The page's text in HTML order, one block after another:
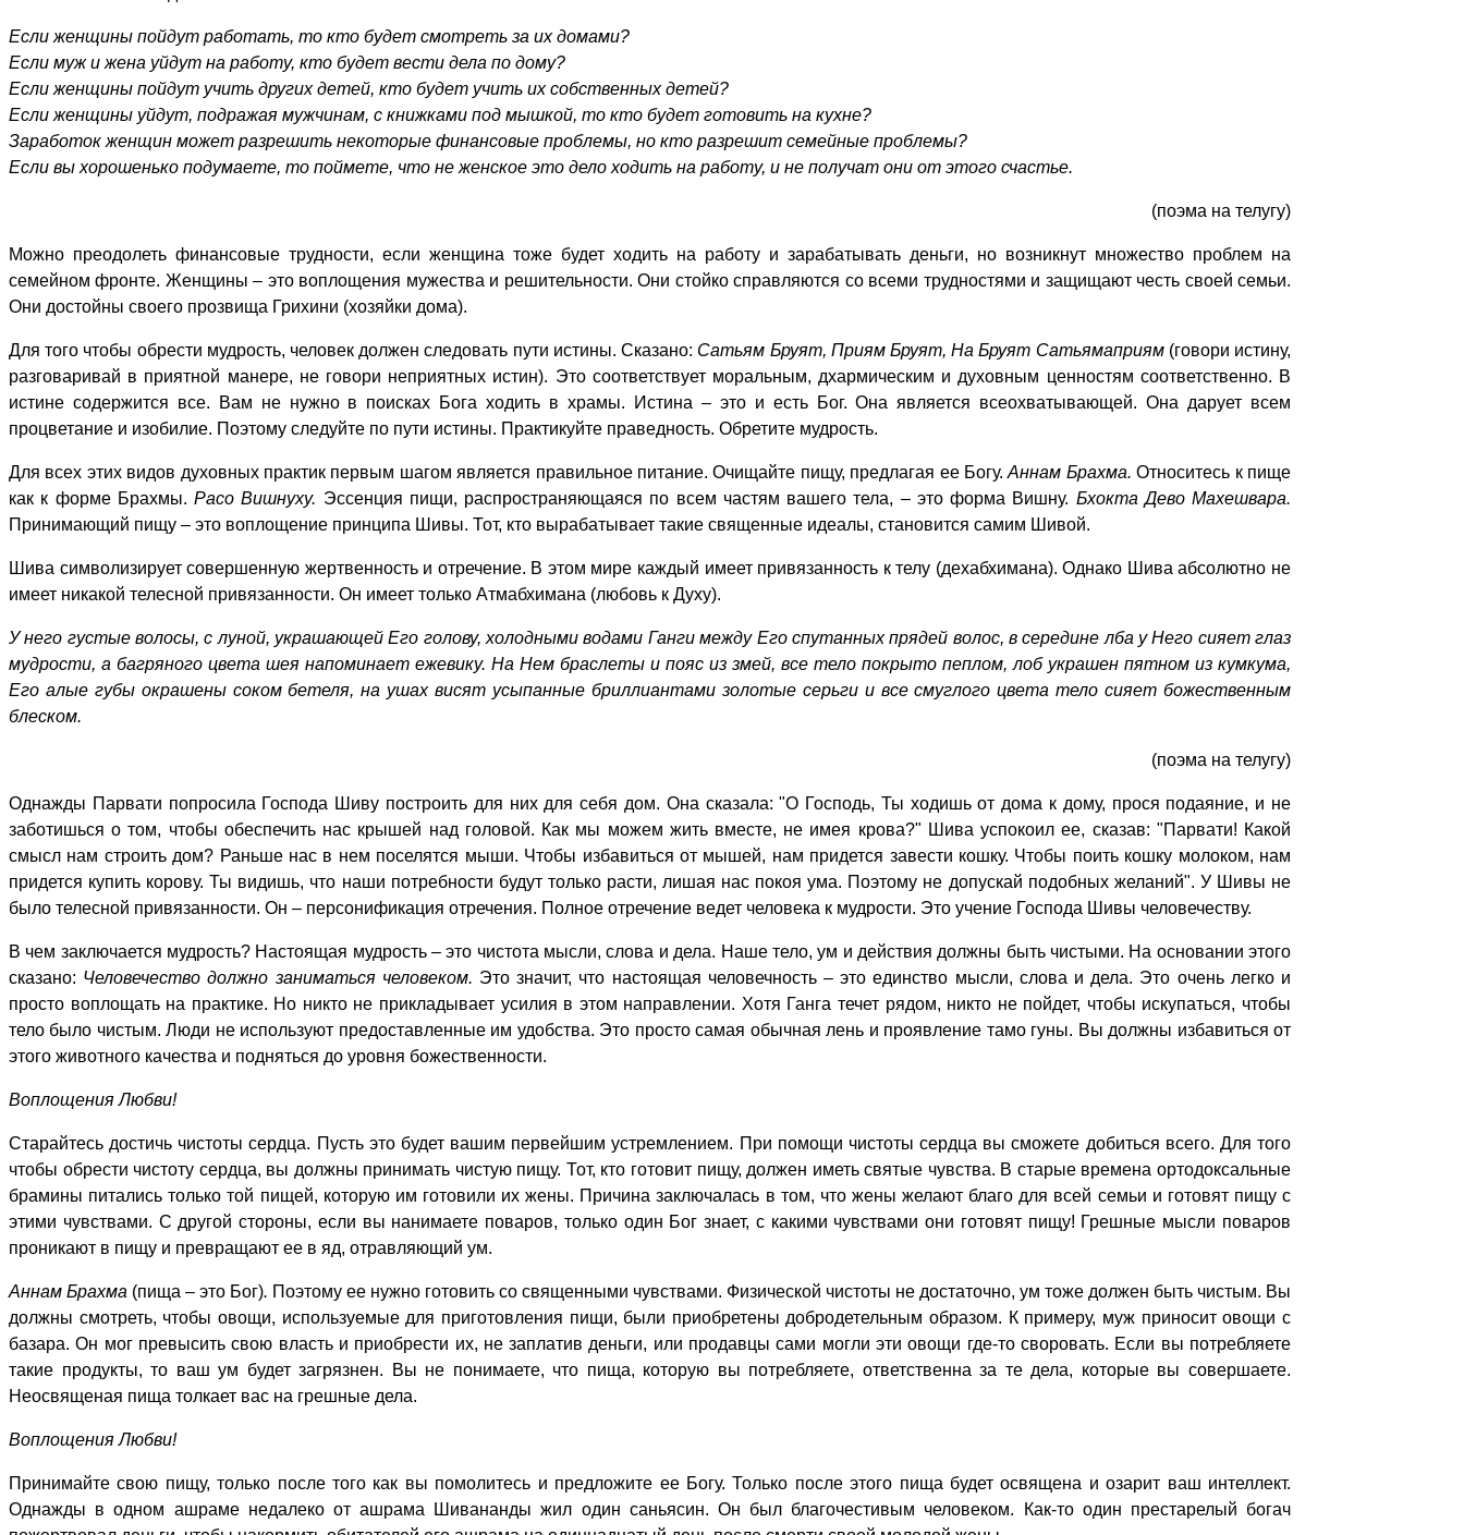
Если женщины пойдут работать, то кто будет смотреть за их домами?
Если муж и жена уйдут на работу, кто будет вести дела по дому?
Если женщины пойдут учить других детей, кто будет учить их собственных детей?
Если женщины уйдут, подражая мужчинам, с книжками под мышкой, то кто будет готовить на кухне?
Заработок женщин может разрешить некоторые финансовые проблемы, но кто разрешит семейные проблемы?
Если вы хорошенько подумаете, то поймете, что не женское это дело ходить на работу, и не получат они от этого счастье.
(поэма на телугу)
Можно преодолеть финансовые трудности, если женщина тоже будет ходить на работу и зарабатывать деньги, но возникнут множество проблем на
семейном фронте. Женщины – это воплощения мужества и решительности. Они стойко справляются со всеми трудностями и защищают честь своей семьи.
Они достойны своего прозвища Грихини (хозяйки дома).
Для того чтобы обрести мудрость, человек должен следовать пути истины. Сказано: Сатьям Бруят, Приям Бруят, На Бруят Сатьямаприям (говори истину,
разговаривай в приятной манере, не говори неприятных истин). Это соответствует моральным, дхармическим и духовным ценностям соответственно. В
истине содержится все. Вам не нужно в поисках Бога ходить в храмы. Истина – это и есть Бог. Она является всеохватывающей. Она дарует всем
процветание и изобилие. Поэтому следуйте по пути истины. Практикуйте праведность. Обретите мудрость.
Для всех этих видов духовных практик первым шагом является правильное питание. Очищайте пищу, предлагая ее Богу.Аннам Брахма.Относитесь к пище
как к форме Брахмы. Расо Вишнуху. Эссенция пищи, распространяющаяся по всем частям вашего тела, – это форма Вишну. Бхокта Дево Махешвара.
Принимающий пищу – это воплощение принципа Шивы. Тот, кто вырабатывает такие священные идеалы, становится самим Шивой.
Шива символизирует совершенную жертвенность и отречение. В этом мире каждый имеет привязанность к телу (дехабхимана). Однако Шива абсолютно не
имеет никакой телесной привязанности. Он имеет только Атмабхимана (любовь к Духу).
У него густые волосы, с луной, украшающей Его голову, холодными водами Ганги между Его спутанных прядей волос, в середине лба у Него сияет глаз
мудрости, а багряного цвета шея напоминает ежевику. На Нем браслеты и пояс из змей, все тело покрыто пеплом, лоб украшен пятном из кумкума,
Его алые губы окрашены соком бетеля, на ушах висят усыпанные бриллиантами золотые серьги и все смуглого цвета тело сияет божественным
блеском.
(поэма на телугу)
Однажды Парвати попросила Господа Шиву построить для них для себя дом. Она сказала: "О Господь, Ты ходишь от дома к дому, прося подаяние, и не
заботишься о том, чтобы обеспечить нас крышей над головой. Как мы можем жить вместе, не имея крова?" Шива успокоил ее, сказав: "Парвати! Какой
смысл нам строить дом? Раньше нас в нем поселятся мыши. Чтобы избавиться от мышей, нам придется завести кошку. Чтобы поить кошку молоком, нам
придется купить корову. Ты видишь, что наши потребности будут только расти, лишая нас покоя ума. Поэтому не допускай подобных желаний". У Шивы не
было телесной привязанности. Он – персонификация отречения. Полное отречение ведет человека к мудрости. Это учение Господа Шивы человечеству.
В чем заключается мудрость? Настоящая мудрость – это чистота мысли, слова и дела. Наше тело, ум и действия должны быть чистыми. На основании этого
сказано: Человечество должно заниматься человеком. Это значит, что настоящая человечность – это единство мысли, слова и дела. Это очень легко и
просто воплощать на практике. Но никто не прикладывает усилия в этом направлении. Хотя Ганга течет рядом, никто не пойдет, чтобы искупаться, чтобы
тело было чистым. Люди не используют предоставленные им удобства. Это просто самая обычная лень и проявление тамо гуны. Вы должны избавиться от
этого животного качества и подняться до уровня божественности.
Воплощения Любви!
Старайтесь достичь чистоты сердца. Пусть это будет вашим первейшим устремлением. При помощи чистоты сердца вы сможете добиться всего. Для того
чтобы обрести чистоту сердца, вы должны принимать чистую пищу. Тот, кто готовит пищу, должен иметь святые чувства. В старые времена ортодоксальные
брамины питались только той пищей, которую им готовили их жены. Причина заключалась в том, что жены желают благо для всей семьи и готовят пищу с
этими чувствами. С другой стороны, если вы нанимаете поваров, только один Бог знает, с какими чувствами они готовят пищу! Грешные мысли поваров
проникают в пищу и превращают ее в яд, отравляющий ум.
Аннам Брахма (пища – это Бог). Поэтому ее нужно готовить со священными чувствами. Физической чистоты не достаточно, ум тоже должен быть чистым. Вы
должны смотреть, чтобы овощи, используемые для приготовления пищи, были приобретены добродетельным образом. К примеру, муж приносит овощи с
базара. Он мог превысить свою власть и приобрести их, не заплатив деньги, или продавцы сами могли эти овощи где-то своровать. Если вы потребляете
такие продукты, то ваш ум будет загрязнен. Вы не понимаете, что пища, которую вы потребляете, ответственна за те дела, которые вы совершаете.
Неосвященая пища толкает вас на грешные дела.
Воплощения Любви!
Принимайте свою пищу, только после того как вы помолитесь и предложите ее Богу. Только после этого пища будет освящена и озарит ваш интеллект.
Однажды в одном ашраме недалеко от ашрама Шивананды жил один саньясин. Он был благочестивым человеком. Как-то один престарелый богач